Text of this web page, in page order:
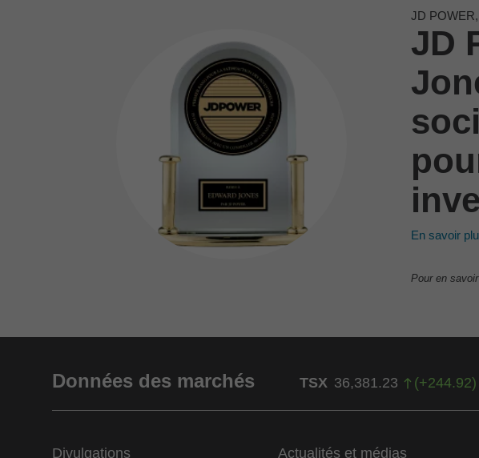
JD
JD
En savoir
Pour en
Données des marchés TSX 36,381.23 (+244.92)
Divulgations Actualités et médias